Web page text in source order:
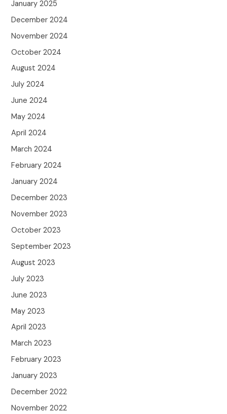
January 2025
December 2024
November 2024
October 2024
August 2024
July 2024
June 2024
May 2024
April 2024
March 2024
February 2024
January 2024
December 2023
November 2023
October 2023
September 2023
August 2023
July 2023
June 2023
May 2023
April 2023
March 2023
February 2023
January 2023
December 2022
November 2022